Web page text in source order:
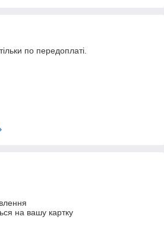
по передоплаті.
на вашу картку